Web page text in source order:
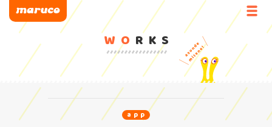
WO RKS
app